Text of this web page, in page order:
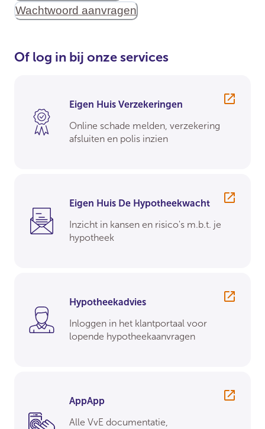
Wachtwoord aanvragen
Of log in bij onze services
Eigen Huis Verzekeringen
Online schade melden, verzekering
afsluiten en polis inzien
Eigen Huis De Hypotheekwacht
Inzicht in kansen en risico's m.b.t. je
hypotheek
Hypotheekadvies
Inloggen in het klantportaal voor
lopende hypotheekaanvragen
AppApp
Alle VvE documentatie,